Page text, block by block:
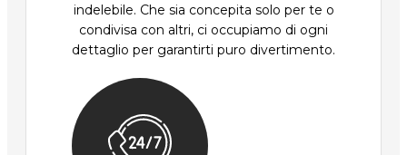
indelebile. Che sia concepita solo per te o
condivisa con altri, ci occupiamo di ogni
dettaglio per garantirti puro divertimento.